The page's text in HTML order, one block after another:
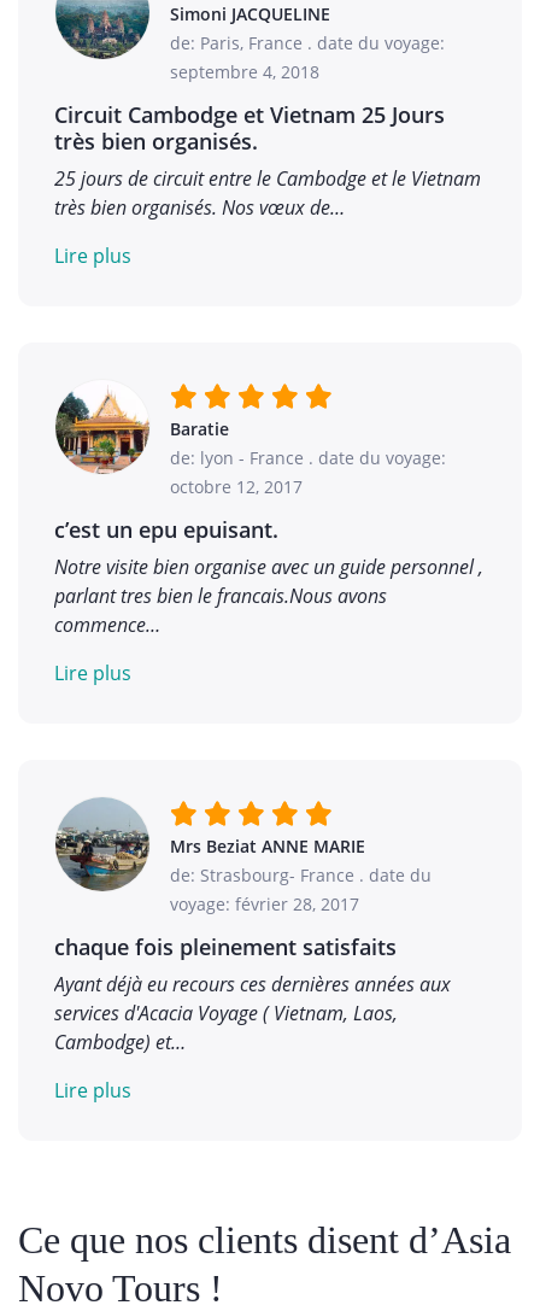
Simoni JACQUELINE
de: Paris, France . date du voyage:
septembre 4, 2018
Circuit Cambodge et Vietnam 25 Jours
très bien organisés.
25 jours de circuit entre le Cambodge et le Vietnam
très bien organisés. Nos vœux de…
Lire plus
Baratie
de: lyon - France . date du voyage:
octobre 12, 2017
c’est un epu epuisant.
Notre visite bien organise avec un guide personnel ,
parlant tres bien le francais.Nous avons
commence…
Lire plus
Mrs Beziat ANNE MARIE
de: Strasbourg- France . date du
voyage: février 28, 2017
chaque fois pleinement satisfaits
Ayant déjà eu recours ces dernières années aux
services d'Acacia Voyage ( Vietnam, Laos,
Cambodge) et…
Lire plus
Ce que nos clients disent d’Asia
Novo Tours !